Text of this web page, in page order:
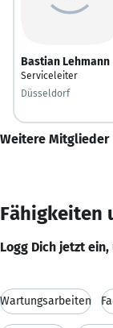
Bastian Lehmann
Serviceleiter
Düsseldorf
Weitere Mitglieder
Fähigkeiten
Logg Dich jetzt
Wartungsarbeiten